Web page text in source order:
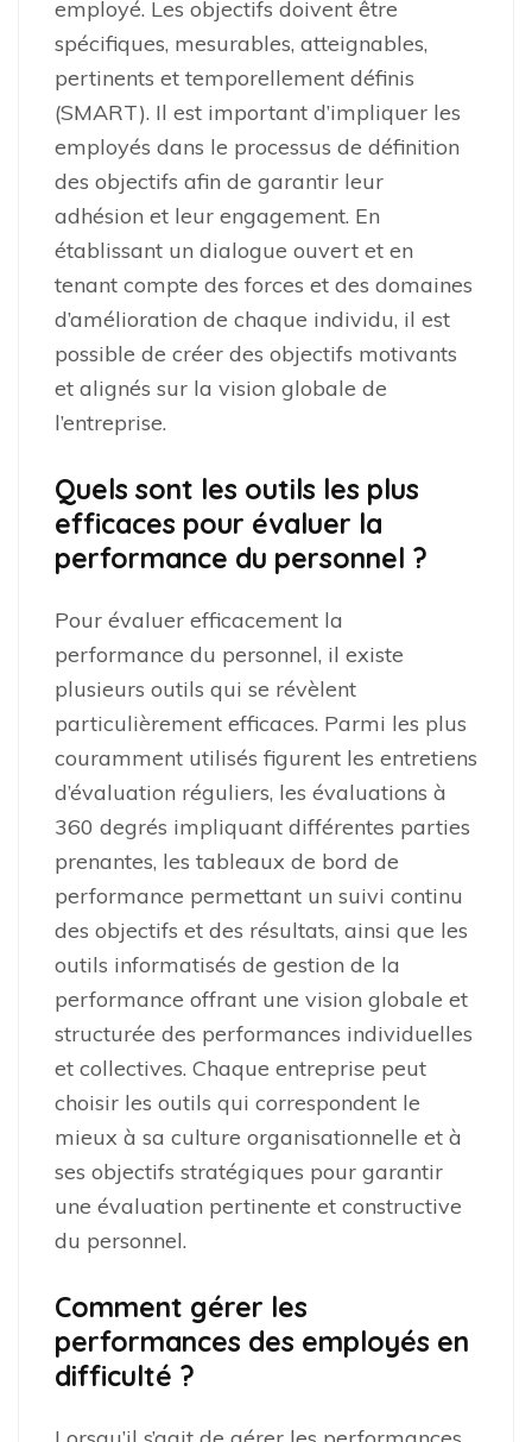
employé. Les objectifs doivent être
spécifiques, mesurables, atteignables,
pertinents et temporellement définis
(SMART). Il est important d’impliquer les
employés dans le processus de définition
des objectifs afin de garantir leur
adhésion et leur engagement. En
établissant un dialogue ouvert et en
tenant compte des forces et des domaines
d’amélioration de chaque individu, il est
possible de créer des objectifs motivants
et alignés sur la vision globale de
l’entreprise.
Quels sont les outils les plus
efficaces pour évaluer la
performance du personnel ?
Pour évaluer efficacement la
performance du personnel, il existe
plusieurs outils qui se révèlent
particulièrement efficaces. Parmi les plus
couramment utilisés figurent les entretiens
d’évaluation réguliers, les évaluations à
360 degrés impliquant différentes parties
prenantes, les tableaux de bord de
performance permettant un suivi continu
des objectifs et des résultats, ainsi que les
outils informatisés de gestion de la
performance offrant une vision globale et
structurée des performances individuelles
et collectives. Chaque entreprise peut
choisir les outils qui correspondent le
mieux à sa culture organisationnelle et à
ses objectifs stratégiques pour garantir
une évaluation pertinente et constructive
du personnel.
Comment gérer les
performances des employés en
difficulté ?